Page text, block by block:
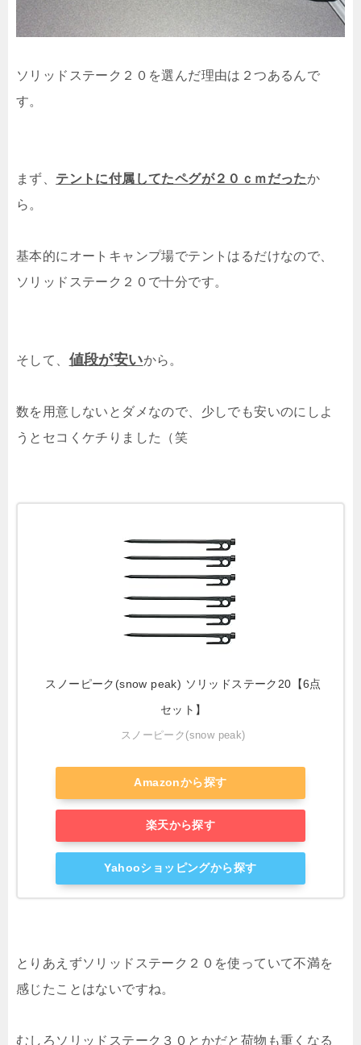
ソリッドステーク２０を選んだ理由は２つあるんで
す。
まず、 テントに付属してたペグが２０ｃｍだったか
ら。
基本的にオートキャンプ場でテントはるだけなので、
ソリッドステーク２０で十分です。
そして、 値段が安いから。
数を用意しないとダメなので、少しでも安いのにしよ
うとセコくケチりました（笑
スノーピーク(snow peak) ソリッドステーク20【6点
セット】
スノーピーク(snow peak)
Amazonから探す
楽天から探す
Yahooショッピングから探す
とりあえずソリッドステーク２０を使っていて不満を
感じたことはないですね。
むしろソリッドステーク３０とかだと荷物も重くなる